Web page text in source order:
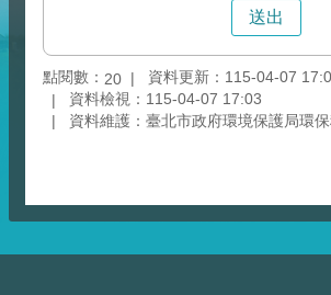
點閱數： 20
資料更新：115-04-07
資料檢視：115-04-07 17:03
資料維護：臺北市政府環境保護局環